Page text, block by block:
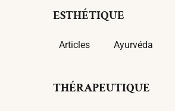
ESTHÉTIQUE
Articles Ayurvéda
THÉRAPEUTIQUE